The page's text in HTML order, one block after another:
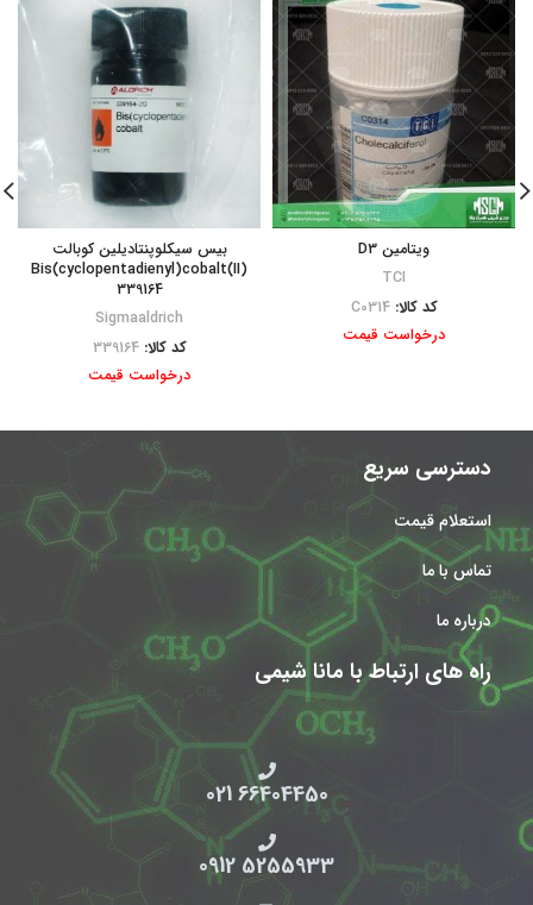
ویتامین D3
TCI
کد کالا:C0314
درخواست قیمت
بیس سیکلوپنتادیلین کوبالت
Bis(cyclopentadienyl)cobalt(II)
339164
Sigmaaldrich
کد کالا:339164
درخواست قیمت
دسترسی سریع
استعلام قیمت
تماس با ما
درباره ما
راه های ارتباط با مانا شیمی
66404450 021
5255933 0912